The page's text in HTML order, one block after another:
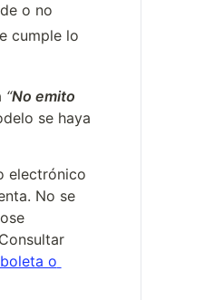
o no
cumple lo
“No emito
se haya
electrónico
No se
o